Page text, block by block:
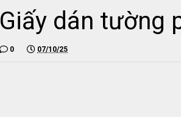
Giấy dán tường
0 07/10/25